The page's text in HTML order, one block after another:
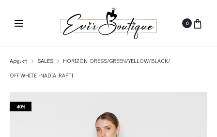
0
Αρχική SALES
HORIZON DRESS/GREEN/YELLOW/BLACK/
OFF WHITE -NADIA RAPTI
40%